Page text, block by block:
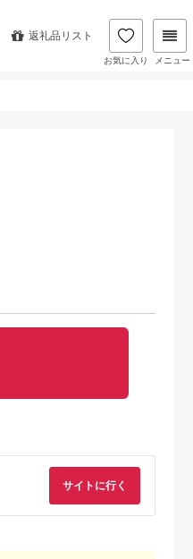
返礼品リスト
お気に入り メニュー
サイトに行く